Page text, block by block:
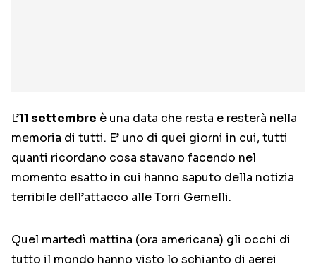
L’11 settembre è una data che resta e resterà nella
memoria di tutti. E’ uno di quei giorni in cui, tutti
quanti ricordano cosa stavano facendo nel
momento esatto in cui hanno saputo della notizia
terribile dell’attacco alle Torri Gemelli.
Quel martedì mattina (ora americana) gli occhi di
tutto il mondo hanno visto lo schianto di aerei